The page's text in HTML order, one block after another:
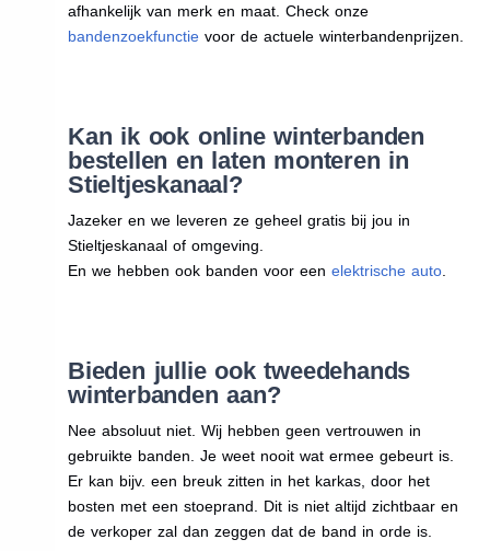
afhankelijk van merk en maat. Check onze
bandenzoekfunctievoor de actuele winterbandenprijzen.
Kan ik ook online winterbanden
bestellen en laten monteren in
Stieltjeskanaal?
Jazeker en we leveren ze geheel gratis bij jou in
Stieltjeskanaal of omgeving.
En we hebben ook banden voor een elektrische auto.
Bieden jullie ook tweedehands
winterbanden aan?
Nee absoluut niet. Wij hebben geen vertrouwen in
gebruikte banden. Je weet nooit wat ermee gebeurt is.
Er kan bijv. een breuk zitten in het karkas, door het
bosten met een stoeprand. Dit is niet altijd zichtbaar en
de verkoper zal dan zeggen dat de band in orde is.